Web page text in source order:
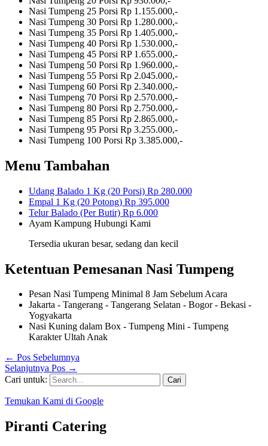
Nasi Tumpeng 25 Porsi Rp 1.155.000,-
Nasi Tumpeng 30 Porsi Rp 1.280.000,-
Nasi Tumpeng 35 Porsi Rp 1.405.000,-
Nasi Tumpeng 40 Porsi Rp 1.530.000,-
Nasi Tumpeng 45 Porsi RP 1.655.000,-
Nasi Tumpeng 50 Porsi Rp 1.960.000,-
Nasi Tumpeng 55 Porsi Rp 2.045.000,-
Nasi Tumpeng 60 Porsi Rp 2.340.000,-
Nasi Tumpeng 70 Porsi Rp 2.570.000,-
Nasi Tumpeng 80 Porsi Rp 2.750.000,-
Nasi Tumpeng 85 Porsi Rp 2.865.000,-
Nasi Tumpeng 95 Porsi Rp 3.255.000,-
Nasi Tumpeng 100 Porsi Rp 3.385.000,-
Menu Tambahan
Udang Balado 1 Kg (20 Porsi) Rp 280.000
Empal 1 Kg (20 Potong) Rp 395.000
Telur Balado (Per Butir) Rp 6.000
Ayam Kampung Hubungi Kami
Tersedia ukuran besar, sedang dan kecil
Ketentuan Pemesanan Nasi Tumpeng
Pesan Nasi Tumpeng Minimal 8 Jam Sebelum Acara
Jakarta - Tangerang - Tangerang Selatan - Bogor - Bekasi -
Yogyakarta
Nasi Kuning dalam Box - Tumpeng Mini - Tumpeng
Karakter Ultah Anak
← Pos Sebelumnya
Selanjutnya Pos →
Cari untuk:
Temukan Kami di Google
Piranti Catering